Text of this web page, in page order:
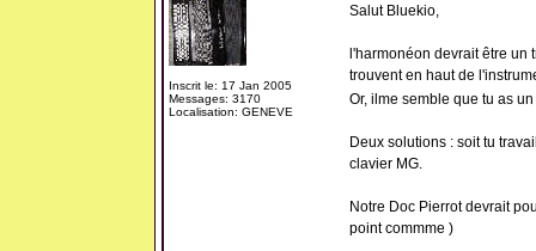
Inscrit le: 17 Jan 2005
Messages: 3170
Localisation: GENEVE
Salut Bluekio,
l'harmonéon devrait être un
trouvent en haut de
Or, ilme semble que tu as
Deux solutions : soit tu
clavier MG.
Notre Doc Pierrot devrait
point commme )